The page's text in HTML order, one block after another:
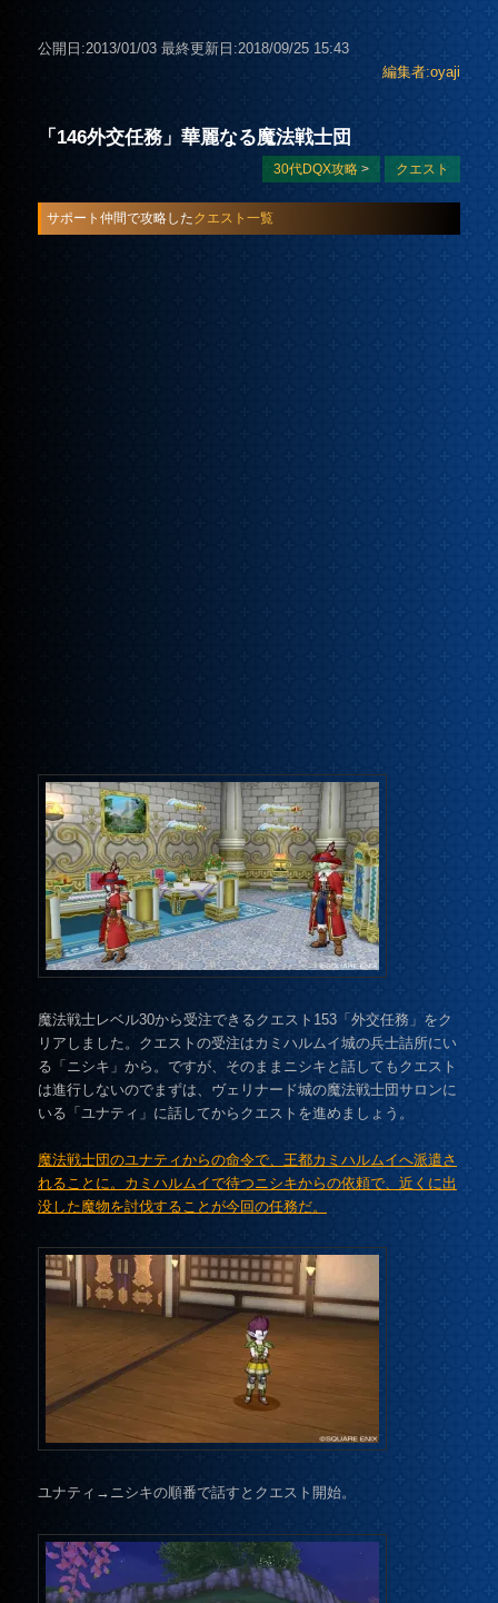
公開日:2013/01/03 最終更新日:2018/09/25 15:43
編集者:oyaji
「146外交任務」華麗なる魔法戦士団
30代DQX攻略> クエスト
サポート仲間で攻略したクエスト一覧
魔法戦士レベル30から受注できるクエスト153「外交任務」をク
リアしました。クエストの受注はカミハルムイ城の兵士詰所にい
る「ニシキ」から。ですが、そのままニシキと話してもクエスト
は進行しないのでまずは、ヴェリナード城の魔法戦士団サロンに
いる「ユナティ」に話してからクエストを進めましょう。
魔法戦士団のユナティからの命令で、王都カミハルムイへ派遣さ
れることに。カミハルムイで待つニシキからの依頼で、近くに出
没した魔物を討伐することが今回の任務だ。
ユナティ→ニシキの順番で話すとクエスト開始。